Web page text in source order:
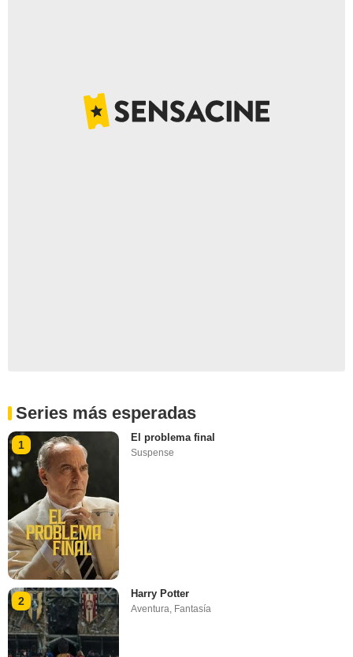
Series más esperadas
1
El problema final
Suspense
2
Harry Potter
Aventura, Fantasía